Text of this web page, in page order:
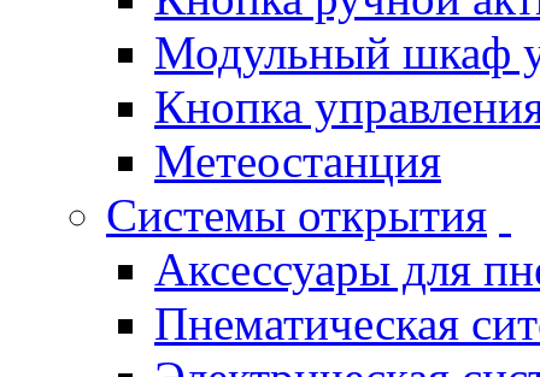
Модульный шкаф
Кнопка
Метеостанция
Системы открытия
Аксессуары для
Пнематическая